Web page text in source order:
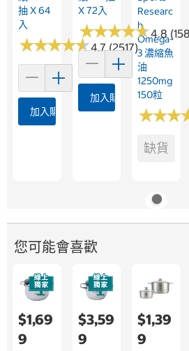
抽 X 64
入
★★★★★
★★★★★4.7 (2517)
加入購物車
X 72入
★★★★★
★★★★★4.8
加入購物車
Researc
H
Omega-
3 濃縮魚
油
1250mg
150粒
★★★
★★★
缺貨
您可能會喜歡
$1,69
9
$3,59
9
$1,39
9